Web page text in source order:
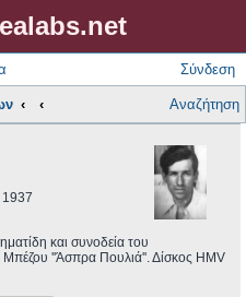
Σύνδεση
Αναζήτηση
1937
και συνοδεία του
''Άσπρα Πουλιά''. Δίσκος HMV